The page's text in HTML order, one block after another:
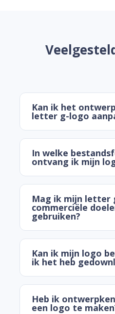
Kan ik het
letter g-logo
In welke
ontvang ik mijn
Mag ik mijn letter
commerciële
gebruiken?
Kan ik mijn logo
ik het heb
Heb ik
een logo te